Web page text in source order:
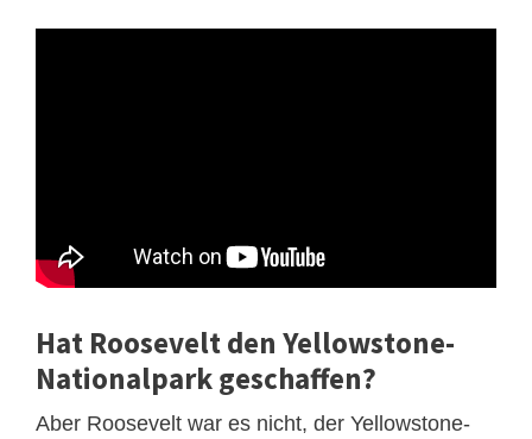
Hat Roosevelt den Yellowstone-
Nationalpark geschaffen?
Aber Roosevelt war es nicht, der Yellowstone-